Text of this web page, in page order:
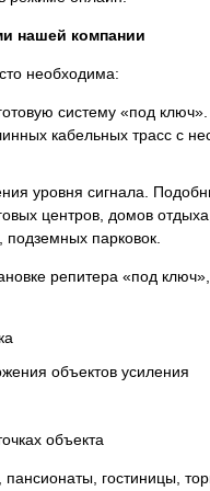
нашей компании
необходима:
систему «под ключ».
кабельных трасс с
уровня сигнала.
центров, домов отдыха,
подземных парковок.
репитера «под
объектов усиления
объекта
гостиницы,